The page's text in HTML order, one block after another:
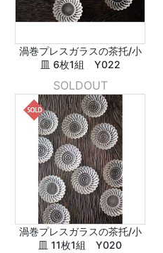
渦巻プレスガラスの茶托/小
皿 6枚1組 Y022
SOLDOUT
渦巻プレスガラスの茶托/小
皿 11枚1組 Y020